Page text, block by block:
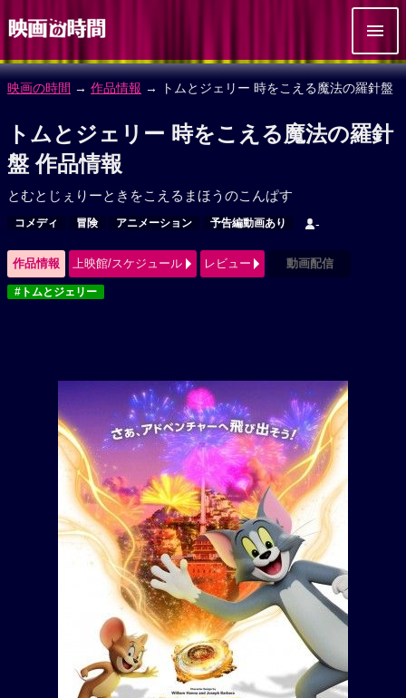
映画の時間 → 作品情報 → トムとジェリー 時をこえる魔法の羅針盤
トムとジェリー 時をこえる魔法の羅針
盤 作品情報
とむとじぇりーときをこえるまほうのこんぱす
コメディ 冒険 アニメーション 予告編動画あり -
作品情報 上映館/スケジュール レビュー 動画配信
#トムとジェリー